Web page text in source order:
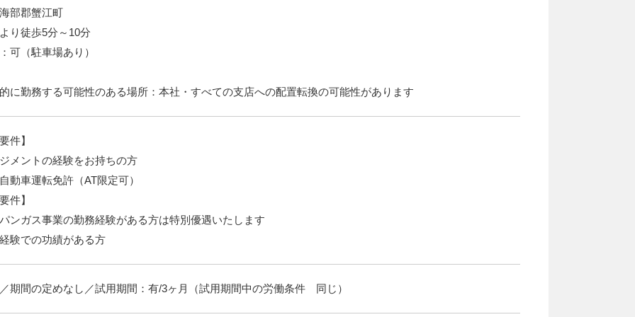
部郡蟹江町
り徒歩5分～10分
可（駐車場あり）
に勤務する可能性のある場所：本社・すべての支店への配置転換の可能性があります
件】
メントの経験をお持ちの方
動車運転免許（AT限定可）
件】
ンガス事業の勤務経験がある方は特別優遇いたします
験での功績がある方
期間の定めなし／試用期間：有/3ヶ月（試用期間中の労働条件 同じ）